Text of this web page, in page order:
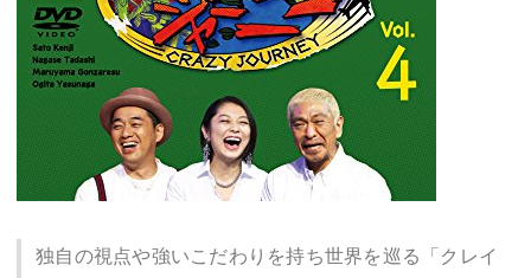
独自の視点や強いこだわりを持ち世界を巡る「クレイ